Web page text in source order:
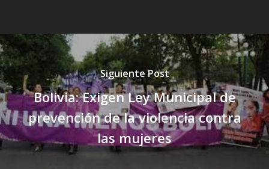
Siguiente Post
Bolivia: Exigen Ley Municipal de
prevención de la violencia contra
las mujeres